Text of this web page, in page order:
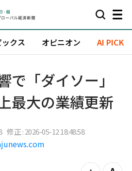
ックス オピニオン AI PICK
で「ダイソー」
大の業績更新
修正 : 2026-05-12 18:48:58